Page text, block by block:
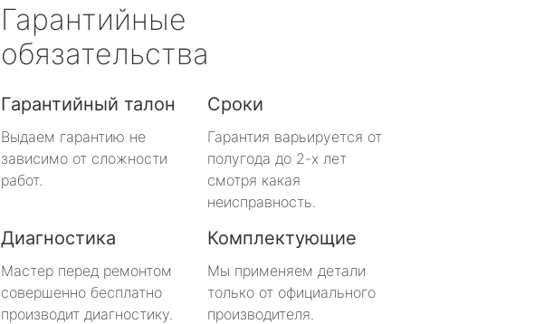
Гарантийные
обязательства
Гарантийный талон
Выдаем гарантию не
зависимо от сложности
работ.
Сроки
Гарантия варьируется от
полугода до 2-х лет
смотря какая
неисправность.
Диагностика
Мастер перед ремонтом
совершенно бесплатно
производит диагностику.
Комплектующие
Мы применяем детали
только от официального
производителя.